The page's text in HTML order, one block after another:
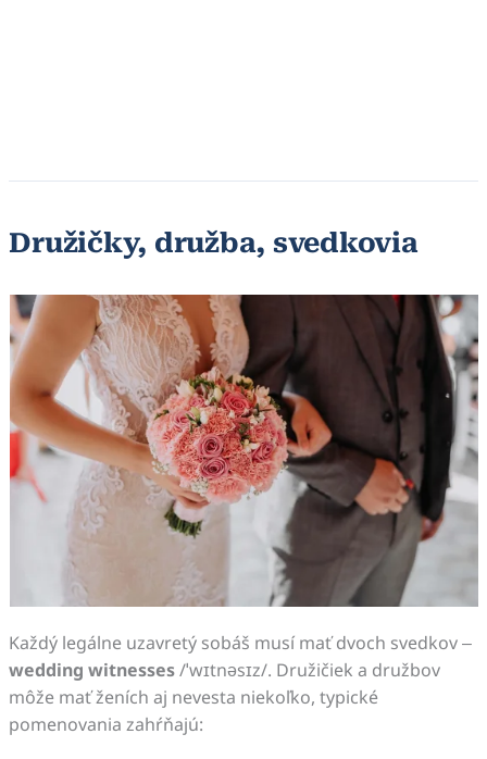
Družičky, družba, svedkovia
Každý legálne uzavretý sobáš musí mať dvoch svedkov –
wedding witnesses/ˈwɪtnəsɪz/. Družičiek a družbov
môže mať ženích aj nevesta niekoľko, typické
pomenovania zahŕňajú: